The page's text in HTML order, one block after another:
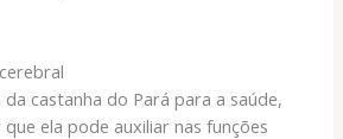
castanha do Pará para a saúde,
ela pode auxiliar nas funções